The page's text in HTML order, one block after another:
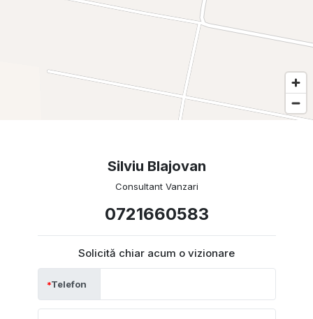
Silviu Blajovan
Consultant Vanzari
0721660583
Solicită chiar acum o vizionare
Telefon